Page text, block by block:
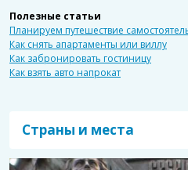
Полезные статьи
Планируем путешествие
Как снять апартаменты или виллу
Как забронировать гостиницу
Как взять авто напрокат
Страны и места